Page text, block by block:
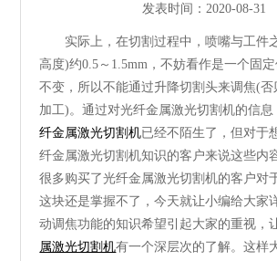
解决方案
多维资讯
发表时间：2020-08-31
实际上，在切割过程中，喷嘴与工件
高度)约0.5～1.5mm，不妨看作是一个固
不变，所以不能通过升降切割头来调焦(否
加工)。通过对光纤金属激光切割机的信
纤金属激光切割机已经不陌生了，但对于
纤金属激光切割机知识的客户来说这些内
很多购买了光纤金属激光切割机的客户对
这块还是掌握不了，今天就让小编给大家
动调焦功能的知识希望引起大家的重视，
属激光切割机有一个深层次的了解。这样